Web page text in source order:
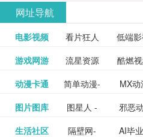
网址导航
电影视频 看片狂人 低端
免费
在线
泡剧网_最
新电视剧
免费在线
游戏网游 流星资源
网-流星蝴
蝶剑官网
酷燃
致力
造中
豆瓣电影-
豆瓣电影
动漫卡通 简单动漫-
日本动画
MX动
最新
三毛漫画
网
图片图库 图星人 -
设计图片
邪恶
图片
图行天下
生活社区 隔壁网- AI毕